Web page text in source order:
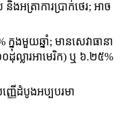
អត្រាការប្រាក់ថេរ; អាច
ក្នុងមួយឆ្នាំ; មានសេវាធានា
ល្លារអាមេរិក) ឬ ៦.២៥%
ញ្ញើដំបូងអប្បបរមា